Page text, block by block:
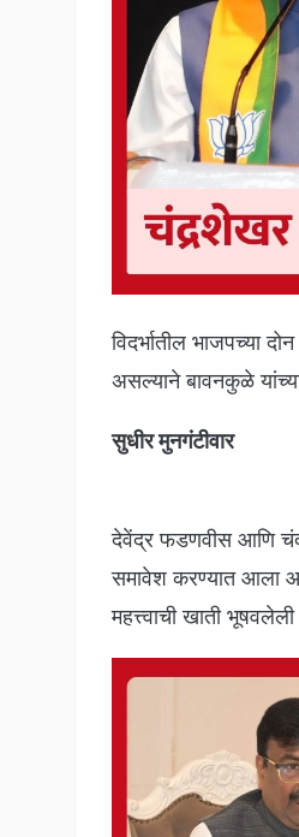
विदर्भातील भाजपच्या
असल्याने बावनकुळे
सुधीर मुनगंटीवार
देवेंद्र फडणवीस आणि
समावेश करण्यात आला
महत्त्वाची खाती